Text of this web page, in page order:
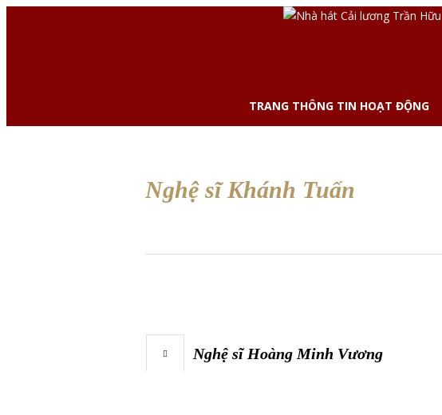
TRANG THÔNG TIN HOẠT ĐỘNG
Nghệ sĩ Khánh Tuấn
Nghệ sĩ Hoàng Minh Vương